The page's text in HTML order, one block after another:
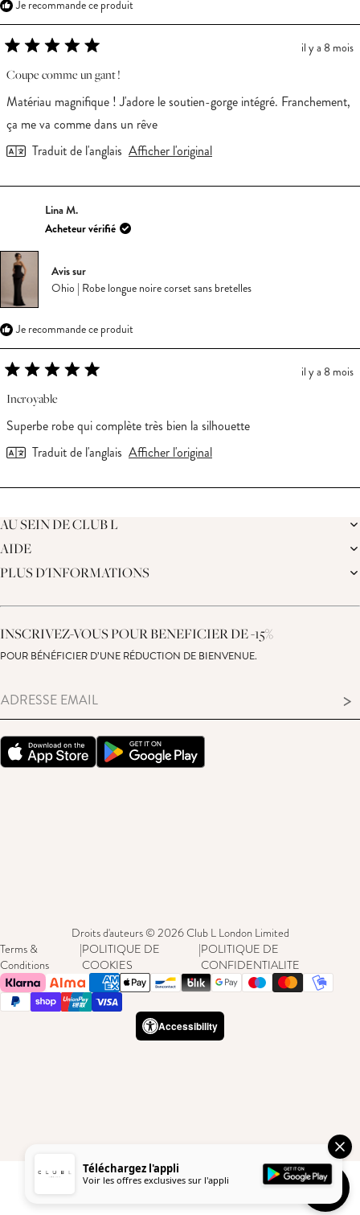
Je recommande ce produit
5
sur
5
étoiles
il y a 8 mois
Coupe comme un gant !
Matériau magnifique ! J'adore le soutien-gorge intégré. Franchement,
ça me va comme dans un rêve
Traduit de l'anglais Afficher l'original
Lina M.
Acheteur vérifié
Avis sur
Ohio | Robe longue noire corset sans bretelles
Je recommande ce produit
5
5
étoiles
il y a 8 mois
Incroyable
Superbe robe qui complète très bien la silhouette
Traduit de l'anglais Afficher l'original
AU SEIN DE CLUB L
LA MARQUE
JOURNAL
AIDE
LIVRAISON
NOUS CONTACTER
CONSEILS D'ENTRETIEN DE VOS PRODUITS
PLUS D'INFORMATIONS
CARTE CADEAU
RÉDUCTION ÉTUDIANTE
DÉCLARATION SUR L’ESCLAVAGE MODERNE
DROIT DE RÉTRACTATION
INSCRIVEZ-VOUS POUR BENEFICIER DE -15%
POUR BÉNÉFICIER D’UNE RÉDUCTION DE BIENVENUE.
>
Droits d'auteurs © 2026 Club L London Limited
Terms &
Conditions
|POLITIQUE DE
COOKIES
|POLITIQUE DE
CONFIDENTIALITE
Accessibility
Besoin
Téléchargez l'appli
Voir les offres exclusives sur l'appli